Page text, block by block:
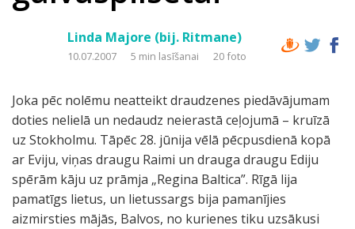
Linda Majore (bij. Ritmane)
10.07.2007 5 min lasīšanai 20 foto
Joka pēc nolēmu neatteikt draudzenes piedāvājumam
doties nelielā un nedaudz neierastā ceļojumā – kruīzā
uz Stokholmu. Tāpēc 28. jūnija vēlā pēcpusdienā kopā
ar Eviju, viņas draugu Raimi un drauga draugu Ediju
spērām kāju uz prāmja „Regina Baltica”. Rīgā lija
pamatīgs lietus, un lietussargs bija pamanījies
aizmirsties mājās, Balvos, no kurienes tiku uzsākusi